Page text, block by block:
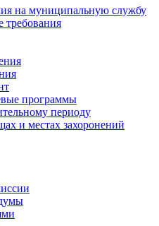
на муниципальную службу
программы
периоду
и местах захоронений